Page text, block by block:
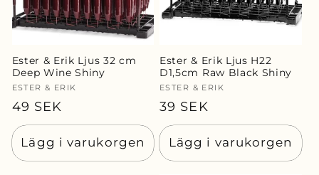
Ester & Erik Ljus 32 cm
Deep Wine Shiny
Säljare:
ESTER & ERIK
Ordinarie
pris
49 SEK
Lägg i varukorgen
Ester & Erik Ljus H22
D1,5cm Raw Black Shiny
Säljare:
ESTER & ERIK
Ordinarie
pris
39 SEK
Lägg i varukorgen